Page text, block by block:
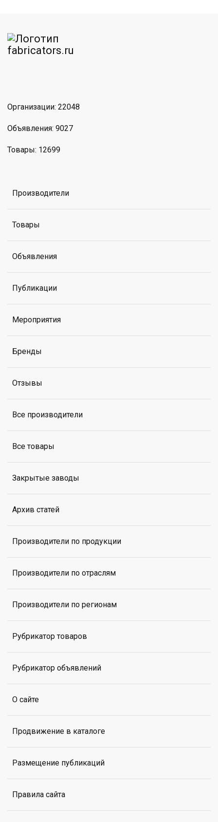
Организации: 22048
Объявления: 9027
Товары: 12699
Производители
Товары
Объявления
Публикации
Мероприятия
Бренды
Отзывы
Все производители
Все товары
Закрытые заводы
Архив статей
Производители по продукции
Производители по отраслям
Производители по регионам
Рубрикатор товаров
Рубрикатор объявлений
О сайте
Продвижение в каталоге
Размещение публикаций
Правила сайта